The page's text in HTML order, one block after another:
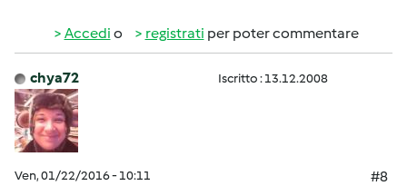
Accedi o registrati per poter commentare
chya72 Iscritto : 13.12.2008
Ven, 01/22/2016 - 10:11
#8